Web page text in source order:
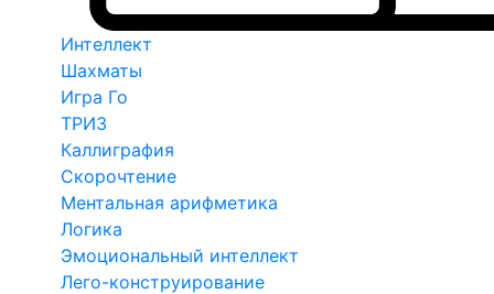
Интеллект
Шахматы
Игра Го
ТРИЗ
Каллиграфия
Скорочтение
Ментальная арифметика
Логика
Эмоциональный интеллект
Лего-конструирование